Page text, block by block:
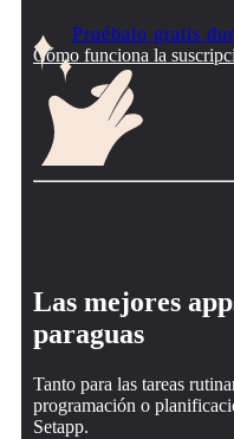
Pruébalo gratis
Cómo funciona la
Las mejores
paraguas
Tanto para las tareas
programación o
Setapp.